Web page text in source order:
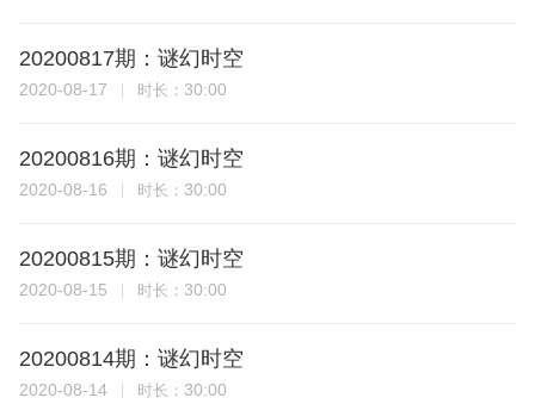
20200817期：谜幻时空
2020-08-17 时长： 30:00
20200816期：谜幻时空
2020-08-16 时长： 30:00
20200815期：谜幻时空
2020-08-15 时长： 30:00
20200814期：谜幻时空
2020-08-14 时长： 30:00